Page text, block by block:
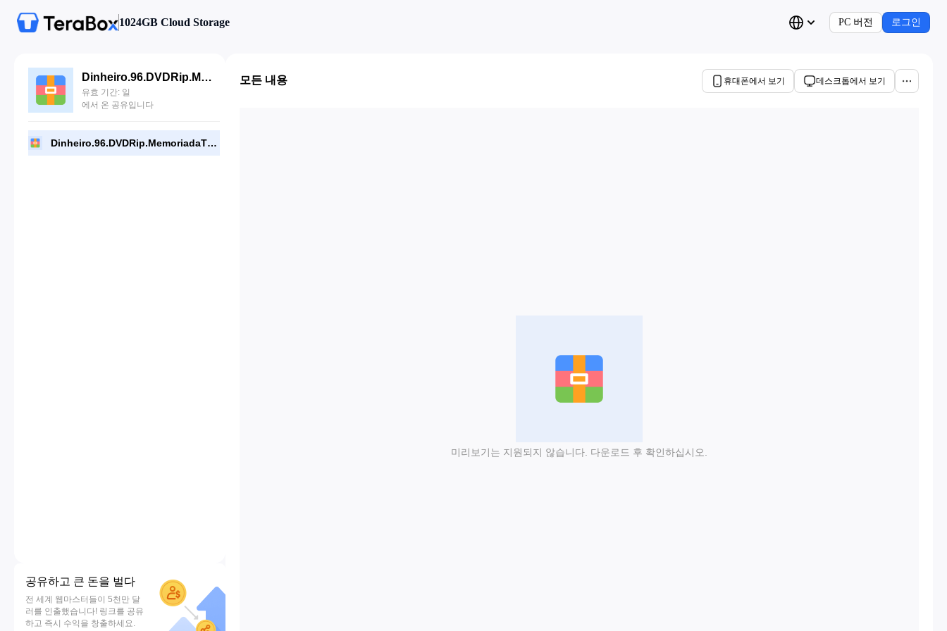
1024GB Cloud Storage PC 버전 로그인
Dinheiro.96.DVDRip.MemoriadaTV.rar
유효 기간: 일
에서 온 공유입니다
Dinheiro.96.DVDRip.MemoriadaTV.rar
공유하고 큰 돈을 벌다
전 세계 웹마스터들이 5천만 달
러를 인출했습니다! 링크를 공유
하고 즉시 수익을 창출하세요.
모든 내용 휴대폰에서 보기 데스크톱에서 보기
미리보기는 지원되지 않습니다. 다운로드 후 확인하십시오.